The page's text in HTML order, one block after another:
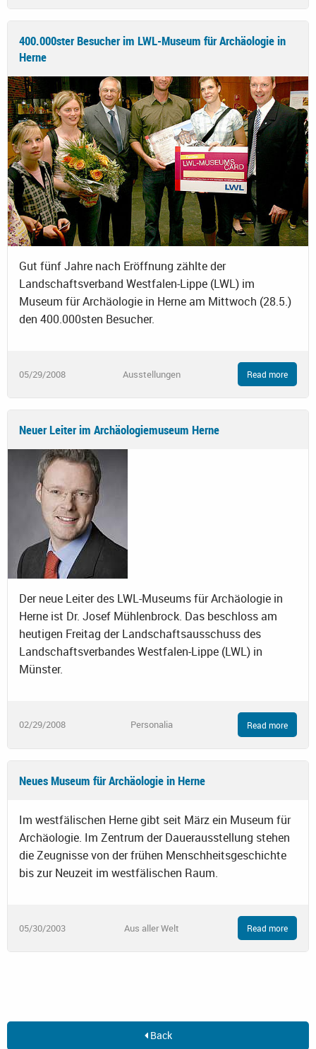
400.000ster Besucher im LWL-Museum für Archäologie in
Herne
Gut fünf Jahre nach Eröffnung zählte der
Landschaftsverband Westfalen-Lippe (LWL) im
Museum für Archäologie in Herne am Mittwoch (28.5.)
den 400.000sten Besucher.
05/29/2008 Ausstellungen Read more
Neuer Leiter im Archäologiemuseum Herne
Der neue Leiter des LWL-Museums für Archäologie in
Herne ist Dr. Josef Mühlenbrock. Das beschloss am
heutigen Freitag der Landschaftsausschuss des
Landschaftsverbandes Westfalen-Lippe (LWL) in
Münster.
02/29/2008 Personalia Read more
Neues Museum für Archäologie in Herne
Im westfälischen Herne gibt seit März ein Museum für
Archäologie. Im Zentrum der Dauerausstellung stehen
die Zeugnisse von der frühen Menschheitsgeschichte
bis zur Neuzeit im westfälischen Raum.
05/30/2003 Aus aller Welt Read more
Back